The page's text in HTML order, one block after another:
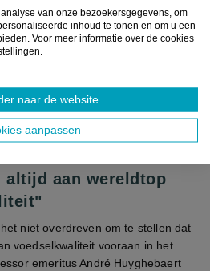
van onze bezoekersgegevens, om
inhoud te tonen en om u een
Voor meer informatie over de cookies
naar de website
aanpassen
altijd aan wereldtop
niet overdreven om te stellen dat
voedselkwaliteit vooraan in het
emeritus André Huyghebaert